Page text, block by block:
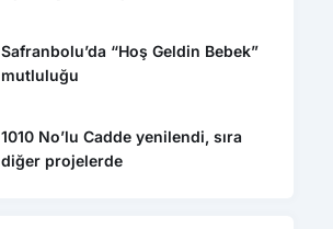
Safranbolu’da “Hoş Geldin Bebek”
mutluluğu
1010 No’lu Cadde yenilendi, sıra
diğer projelerde